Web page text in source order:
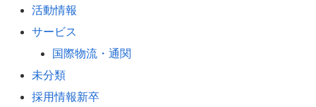
活動情報
サービス
国際物流・通関
未分類
採用情報新卒